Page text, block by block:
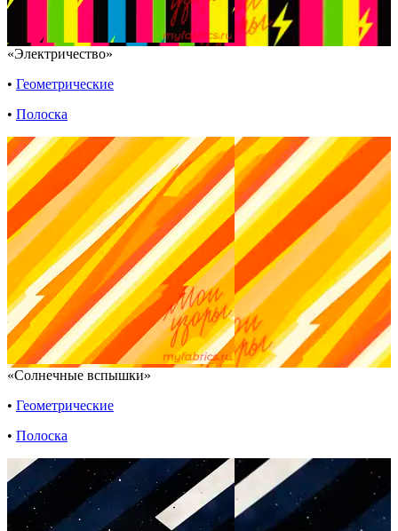
«Электричество»
• Геометрические
• Полоска
«Солнечные вспышки»
• Геометрические
• Полоска